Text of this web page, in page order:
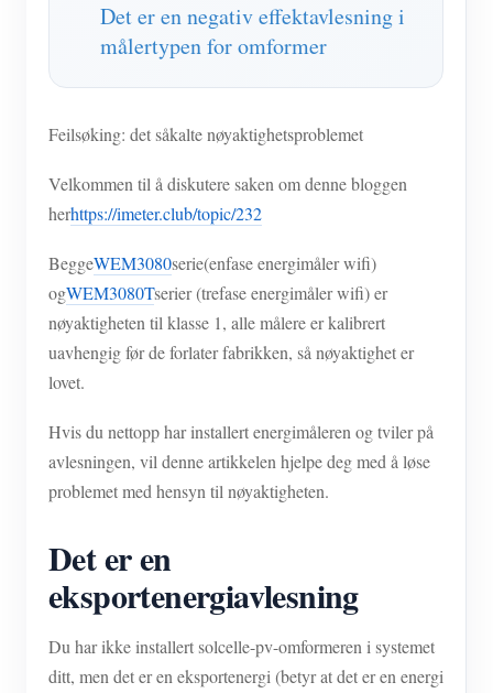
Det er en negativ effektavlesning i
målertypen for omformer
Feilsøking: det såkalte nøyaktighetsproblemet
Velkommen til å diskutere saken om denne bloggen
herhttps://imeter.club/topic/232
BeggeWEM3080serie(enfase energimåler wifi)
ogWEM3080Tserier (trefase energimåler wifi) er
nøyaktigheten til klasse 1, alle målere er kalibrert
uavhengig før de forlater fabrikken, så nøyaktighet er
lovet.
Hvis du nettopp har installert energimåleren og tviler på
avlesningen, vil denne artikkelen hjelpe deg med å løse
problemet med hensyn til nøyaktigheten.
Det er en
eksportenergiavlesning
Du har ikke installert solcelle-pv-omformeren i systemet
ditt, men det er en eksportenergi (betyr at det er en energi